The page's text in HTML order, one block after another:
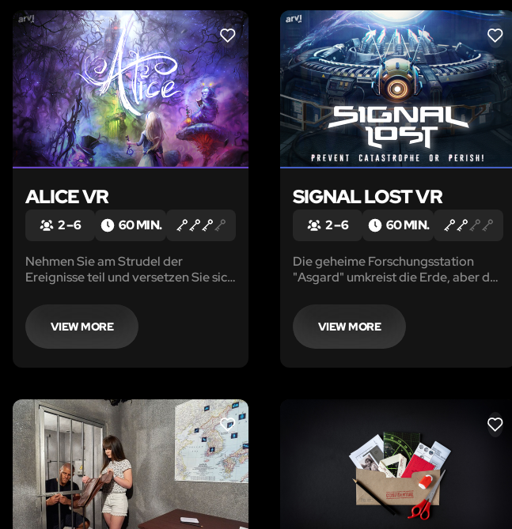
LIKE
ALICE VR
2 – 6 60 MIN.
Nehmen Sie am Strudel der
Ereignisse teil und versetzen Sie sich
VIEW MORE
LIKE
SIGNAL LOST VR
2 – 6 60 MIN.
Die geheime Forschungsstation
"Asgard" umkreist die Erde, aber der
gegangen
VIEW MORE
LIKE LIKE